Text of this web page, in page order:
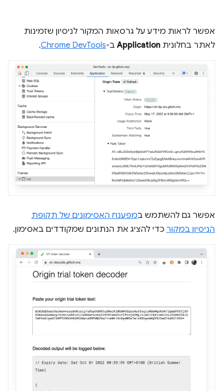
אפשר לראות מידע על גרסאות המקור לניסיון שזמינות
לאתר בחלונית Applicationב-Chrome DevTools
.
אפשר גם להשתמש במפענח האסימונים של תקופת
הניסיון במקור כדי להציג את הנתונים שמקודדים באסימון.